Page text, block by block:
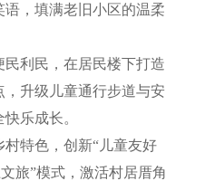
，填满老旧小区的温柔
利民，在居民楼下打造
升级儿童通行步道与安
乐成长。
特色，创新“儿童友好
旅”模式，激活村居厝角